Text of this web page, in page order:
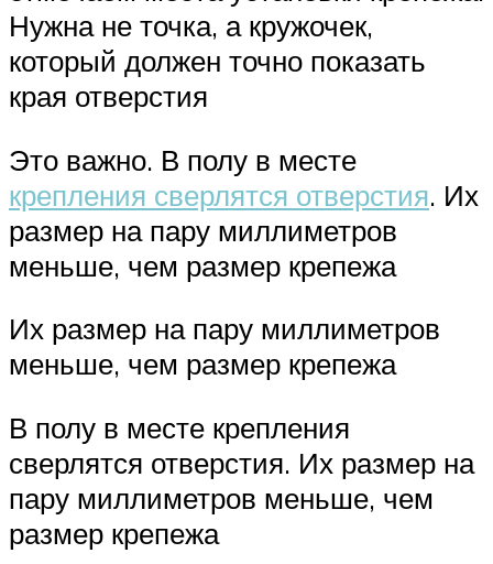
Нужна не точка, а кружочек,
который должен точно показать
края отверстия
Это важно. В полу в месте
крепления сверлятся отверстия. Их
размер на пару миллиметров
меньше, чем размер крепежа
Их размер на пару миллиметров
меньше, чем размер крепежа
В полу в месте крепления
сверлятся отверстия. Их размер на
пару миллиметров меньше, чем
размер крепежа